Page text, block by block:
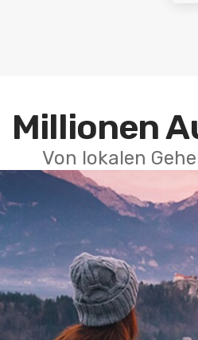
Millionen
Von lokalen